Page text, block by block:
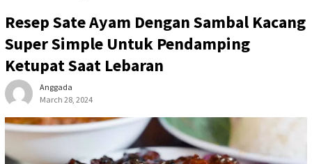
Resep Sate Ayam Dengan Sambal Kacang
Super Simple Untuk Pendamping
Ketupat Saat Lebaran
Anggada
March 28, 2024